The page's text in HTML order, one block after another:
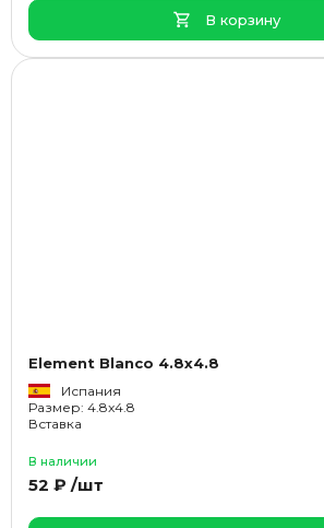
В корзину
Element Blanco 4.8x4.8
Испания
Размер: 4.8x4.8
Вставка
В наличии
52 ₽ /шт